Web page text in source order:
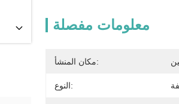
معلومات مفصلة
مكان المنشأ:
النوع: